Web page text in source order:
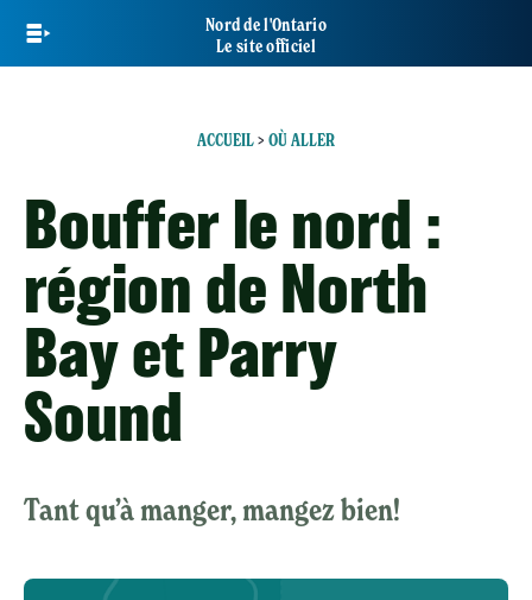
main
Nord de l'Ontario
Le site officiel
ACCUEIL> OÙ ALLER
Bouffer le nord :
région de North
Bay et Parry
Sound
Tant qu’à manger, mangez bien!